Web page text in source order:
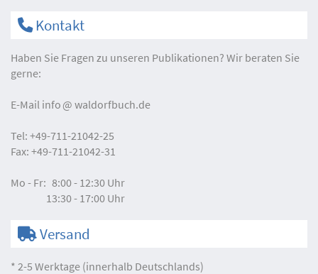
Kontakt
Haben Sie Fragen zu unseren Publikationen? Wir beraten Sie
gerne:
E-Mail info waldorfbuch.de
Tel: +49-711-21042-25
Fax: +49-711-21042-31
Mo - Fr: 8:00 - 12:30 Uhr
13:30 - 17:00 Uhr
Versand
* 2-5 Werktage (innerhalb Deutschlands)